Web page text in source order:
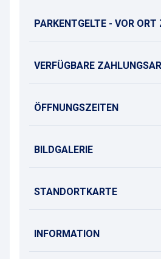
PARKENTGELTE - VOR
VERFÜGBARE
ÖFFNUNGSZEITEN
BILDGALERIE
STANDORTKARTE
INFORMATION